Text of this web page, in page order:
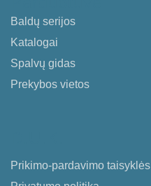
Baldų serijos
Katalogai
Spalvų gidas
Prekybos vietos
Prikimo-pardavimo taisyklės